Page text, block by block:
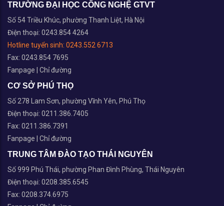
TRƯỜNG ĐẠI HỌC CÔNG NGHỆ GTVT
Số 54 Triều Khúc, phường Thanh Liệt, Hà Nội
Điện thoại: 0243.854 4264
Hotline tuyển sinh: 0243.552 6713
Fax: 0243.854 7695
Fanpage
Chỉ đường
CƠ SỞ PHÚ THỌ
Số 278 Lam Sơn, phường Vĩnh Yên, Phú Thọ
Điện thoại: 0211.386.7405
Fax: 0211.386.7391
Fanpage
Chỉ đường
TRUNG TÂM ĐÀO TẠO THÁI NGUYÊN
Số 999 Phú Thái, phường Phan Đình Phùng, Thái Nguyên
Điện thoại: 0208.385.6545
Fax: 0208.374.6975